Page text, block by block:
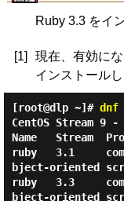
Ruby 3.3 をイ
[1]
現在、有効に
インストールし
[root@dlp ~]# dnf
CentOS Stream 9 -
Name   Stream
ruby   3.1
bject-oriented
ruby   3.3
bject-oriented